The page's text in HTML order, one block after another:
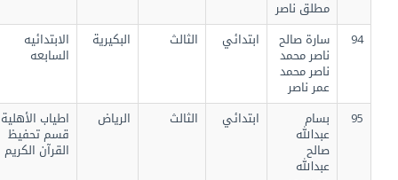
مطلق ناصر
سارة صالح
ناصر محمد
ناصر محمد
عمر ناصر
ابتدائي الثالث البكيرية الابتدائيه
السابعه
بسام
عبدالله
صالح
عبدالله
ابتدائي الثالث الرياض اطياب الأهلية
قسم تحفيظ
القرآن الكريم